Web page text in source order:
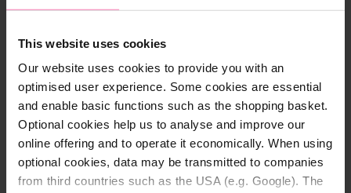
This website uses cookies
Our website uses cookies to provide you with an
optimised user experience. Some cookies are essential
and enable basic functions such as the shopping basket.
Optional cookies help us to analyse and improve our
online offering and to operate it economically. When using
optional cookies, data may be transmitted to companies
from third countries such as the USA (e.g. Google). The
Resumen de
Productos